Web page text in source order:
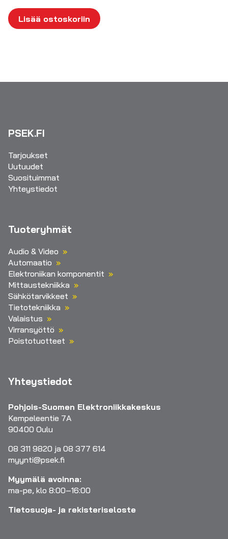
Lisää ostoskoriin
PSEK.FI
Tarjoukset
Uutuudet
Suosituimmat
Yhteystiedot
Tuoteryhmät
Audio & Video
Automaatio
Elektroniikan komponentit
Mittaustekniikka
Sähkötarvikkeet
Tietotekniikka
Valaistus
Virransyöttö
Poistotuotteet
Yhteystiedot
Pohjois-Suomen Elektroniikkakeskus
Kempeleentie 7A
90400 Oulu
08 311 9820 ja 08 377 614
myynti@psek.fi
Myymälä avoinna:
ma-pe, klo 8:00–16:00
Tietosuoja- ja rekisteriseloste